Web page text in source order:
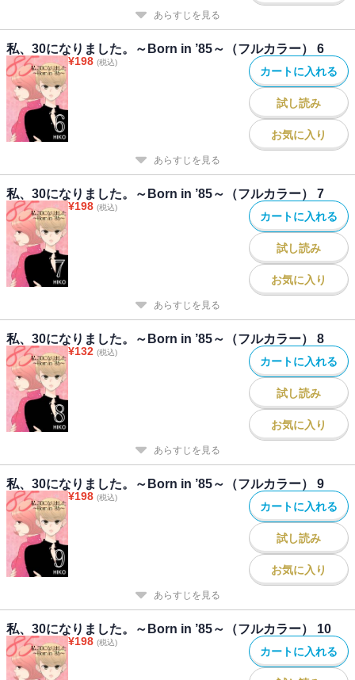
あらすじを見る
私、30になりました。～Born in ’85～（フルカラー） 6
¥198 (税込)
カートに入れる
試し読み
お気に入り
あらすじを見る
私、30になりました。～Born in ’85～（フルカラー） 7
¥198 (税込)
カートに入れる
試し読み
お気に入り
あらすじを見る
私、30になりました。～Born in ’85～（フルカラー） 8
¥132 (税込)
カートに入れる
試し読み
お気に入り
あらすじを見る
私、30になりました。～Born in ’85～（フルカラー） 9
¥198 (税込)
カートに入れる
試し読み
お気に入り
あらすじを見る
私、30になりました。～Born in ’85～（フルカラー） 10
¥198 (税込)
カートに入れる